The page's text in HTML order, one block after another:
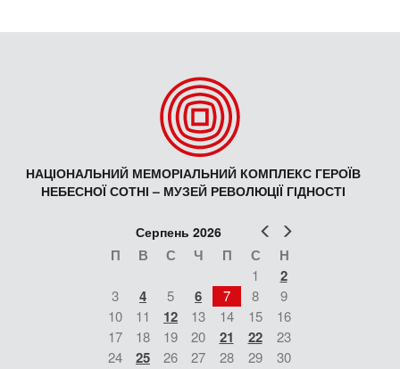
НАЦІОНАЛЬНИЙ МЕМОРІАЛЬНИЙ КОМПЛЕКС ГЕРОЇВ
НЕБЕСНОЇ СОТНІ – МУЗЕЙ РЕВОЛЮЦІЇ ГІДНОСТІ
Попер
Серпень 2026
П В С Ч П С Н
1 2
3 4 5 6 7 8
9
10
11 12 13 14 15
16
17
18 19 20 21 22
23
24
25 26 27 28 29
30